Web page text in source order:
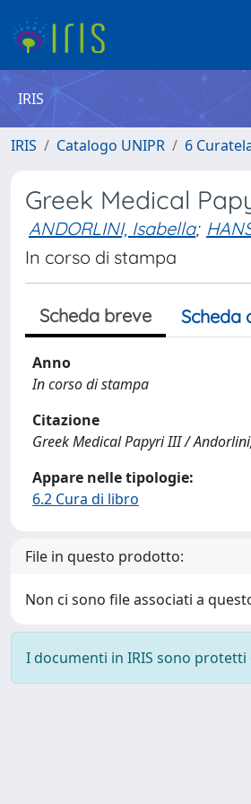
IRIS
IRIS Catalogo UNIPR 6
Greek Medical
ANDORLINI, Isabella;
In corso di stampa
Scheda breve Scheda
Anno
In corso di stampa
Citazione
Greek Medical Papyri III /
Appare nelle tipologie:
6.2 Cura di libro
File in questo prodotto:
Non ci sono file associati a
I documenti in IRIS sono